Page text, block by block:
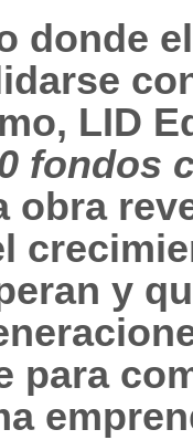
donde
LID
fondos
obra
y
para